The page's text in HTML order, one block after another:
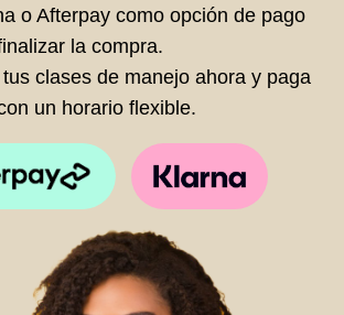
o Afterpay como opción de pago
la compra.
clases de manejo ahora y paga
un horario flexible.